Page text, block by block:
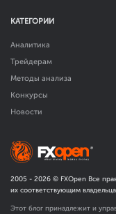
КАТЕГОРИИ
Аналитика
Трейдерам
Методы анализа
Конкурсы
Новости
2005 - 2026 © FXOpen Все
их соответствующим
Этот блог принадлежит и